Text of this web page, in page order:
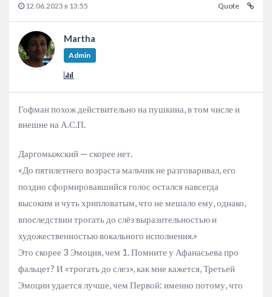
12.06.2023 в 13:55 Quote
Martha
Admin
Гофман похож действительно на пушкина, в том числе и
внешне на А.С.П.
Даргомыжский — скорее нет.
«До пятилетнего возраста мальчик не разговаривал, его
поздно сформировавшийся голос остался навсегда
высоким и чуть хрипловатым, что не мешало ему, однако,
впоследствии трогать до слёз выразительностью и
художественностью вокального исполнения.»
Это скорее 3 Эмоция, чем 1. Помните у Афанасьева про
фальцет? И «трогать до слез», как мне кажется, Третьей
Эмоции удается лучше, чем Первой: именно потому, что